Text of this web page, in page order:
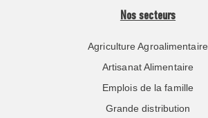
Nos secteurs
Agriculture Agroalimentaire
Artisanat Alimentaire
Emplois de la famille
Grande distribution